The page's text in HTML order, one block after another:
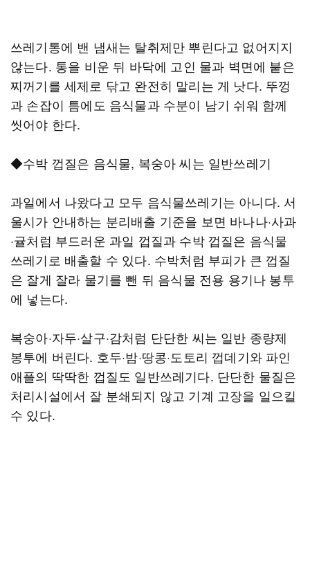
쓰레기통에 밴 냄새는 탈취제만 뿌린다고 없어지지
않는다. 통을 비운 뒤 바닥에 고인 물과 벽면에 붙은
찌꺼기를 세제로 닦고 완전히 말리는 게 낫다. 뚜껑
과 손잡이 틈에도 음식물과 수분이 남기 쉬워 함께
씻어야 한다.
◆수박 껍질은 음식물, 복숭아 씨는 일반쓰레기
과일에서 나왔다고 모두 음식물쓰레기는 아니다. 서
울시가 안내하는 분리배출 기준을 보면 바나나·사과
·귤처럼 부드러운 과일 껍질과 수박 껍질은 음식물
쓰레기로 배출할 수 있다. 수박처럼 부피가 큰 껍질
은 잘게 잘라 물기를 뺀 뒤 음식물 전용 용기나 봉투
에 넣는다.
복숭아·자두·살구·감처럼 단단한 씨는 일반 종량제
봉투에 버린다. 호두·밤·땅콩·도토리 껍데기와 파인
애플의 딱딱한 껍질도 일반쓰레기다. 단단한 물질은
처리시설에서 잘 분쇄되지 않고 기계 고장을 일으킬
수 있다.